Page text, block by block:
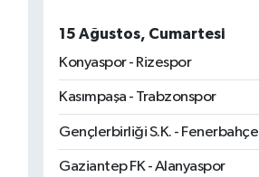
15 Ağustos, Cumartesi
Konyaspor - Rizespor
Kasımpaşa - Trabzonspor
Gençlerbirliği S.K. - Fenerbahçe
Gaziantep FK - Alanyaspor